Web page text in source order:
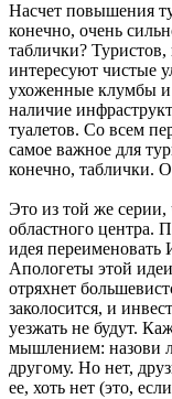
Насчет повышения
конечно, очень
таблички?
интересуют чистые
ухоженные клумбы и
наличие
туалетов. Со всем
самое важное для
конечно, таблички.
Это из той же
областного центра.
идея переименовать
Апологеты этой
отряхнет
заколосится, и
уезжать не будут.
мышлением: назови
другому. Но нет,
ее, хоть нет (это,